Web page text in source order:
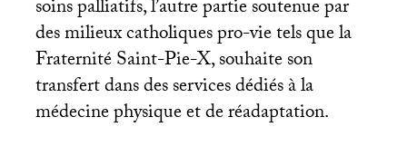
soins palliatifs, l’autre partie soutenue par
des milieux catholiques pro-vie tels que la
Fraternité Saint-Pie-X, souhaite son
transfert dans des services dédiés à la
médecine physique et de réadaptation.